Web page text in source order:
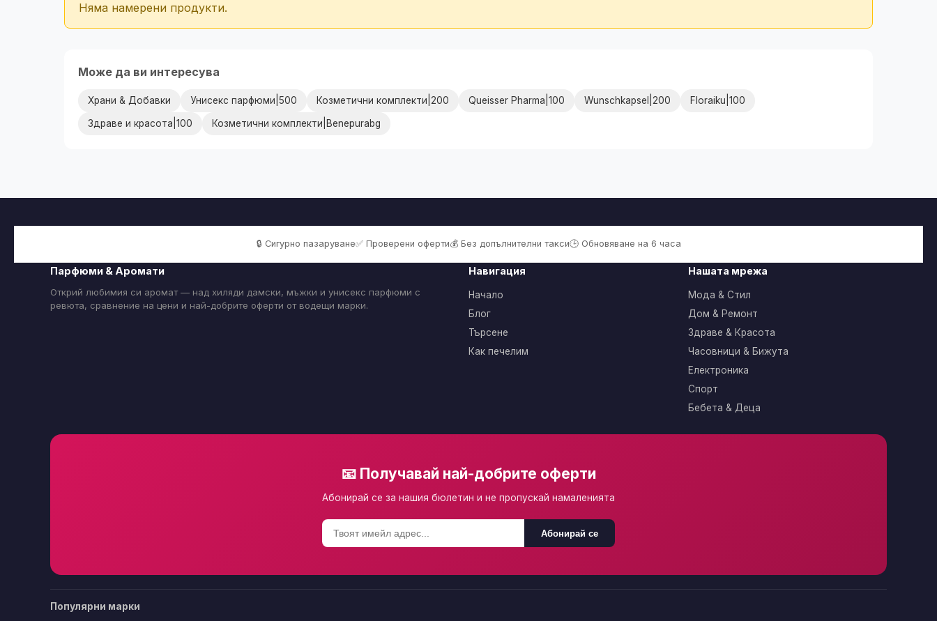
Няма намерени продукти.
Може да ви интересува
Храни & Добавки Унисекс парфюми|500 Козметични комплекти|200 Queisser Pharma|100 Wunschkapsel|200 Floraiku|100
Здраве и красота|100 Козметични комплекти|Benepurabg
🔒 Сигурно пазаруване✅ Проверени оферти💰 Без допълнителни такси🕒 Обновяване на 6 часа
Парфюми & Аромати
Открий любимия си аромат — над хиляди дамски, мъжки и унисекс парфюми с
ревюта, сравнение на цени и най-добрите оферти от водещи марки.
Навигация
Начало
Блог
Търсене
Как печелим
Нашата мрежа
Мода & Стил
Дом & Ремонт
Здраве & Красота
Часовници & Бижута
Електроника
Спорт
Бебета & Деца
📧 Получавай най-добрите оферти
Абонирай се за нашия бюлетин и не пропускай намаленията
Абонирай се
Популярни марки